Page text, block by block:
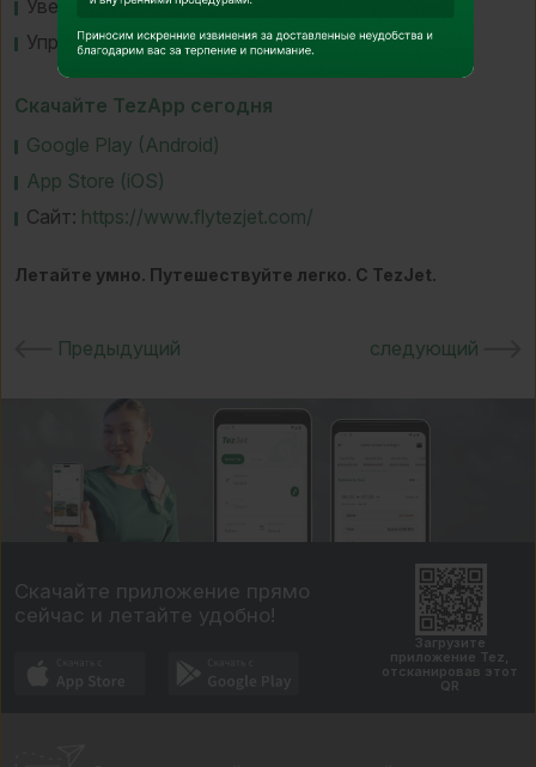
Уведомления и обновления в реальном времени
Управление бронированиями на ходу
Скачайте TezApp сегодня
Google Play (Android)
App Store (iOS)
Сайт: https://www.flytezjet.com/
Летайте умно. Путешествуйте легко. С TezJet.
Предыдущий следующий
Скачайте приложение прямо
сейчас и летайте удобно!
Загрузите
приложение Tez,
отсканировав этот
QR